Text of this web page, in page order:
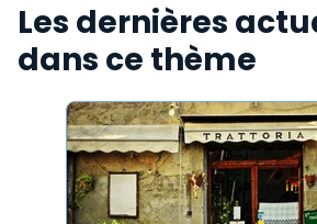
Les dernières
dans ce thème